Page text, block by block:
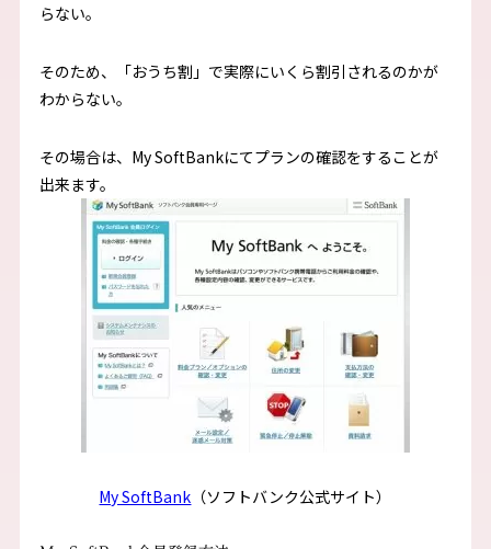
らない。
そのため、「おうち割」で実際にいくら割引されるのかが
わからない。
その場合は、My SoftBankにてプランの確認をすることが
出来ます。
My SoftBank （ソフトバンク公式サイト）